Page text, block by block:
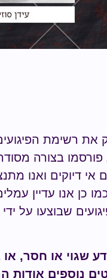
את רשימת
בצורה
אי דיוקים ואנו
כן אנו עדיין
שבוצעו על ידי
שגוי או חסר, או
נוספים אודות